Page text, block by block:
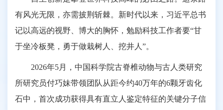
有风光无限，亦需披荆斩棘。新时代以来，习近平总书
记以高远的视野、博大的胸怀，勉励科技工作者要“甘
于坐冷板凳，勇于做栽树人、挖井人”。
2026年5月，中国科学院古脊椎动物与古人类研究
所研究员付巧妹带领团队从距今约40万年的6颗牙齿化
石中，首次成功获得具有直立人鉴定特征的关键分子信